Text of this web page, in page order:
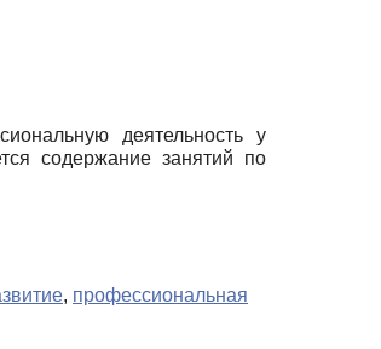
деятельность у
содержание занятий по
, профессиональная